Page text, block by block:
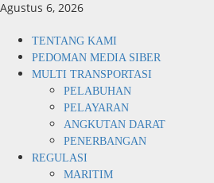
Skip
content
Agustus 6, 2026
Primary
Menu
TENTANG KAMI
PEDOMAN MEDIA SIBER
MULTI TRANSPORTASI
PELABUHAN
PELAYARAN
ANGKUTAN DARAT
PENERBANGAN
REGULASI
MARITIM